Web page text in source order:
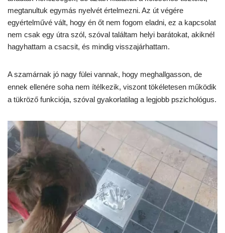
megtanultuk egymás nyelvét értelmezni. Az út végére
egyértelművé vált, hogy én őt nem fogom eladni, ez a kapcsolat
nem csak egy útra szól, szóval találtam helyi barátokat, akiknél
hagyhattam a csacsit, és mindig visszajárhattam.
A szamárnak jó nagy fülei vannak, hogy meghallgasson, de
ennek ellenére soha nem ítélkezik, viszont tökéletesen működik
a tükröző funkciója, szóval gyakorlatilag a legjobb pszichológus.